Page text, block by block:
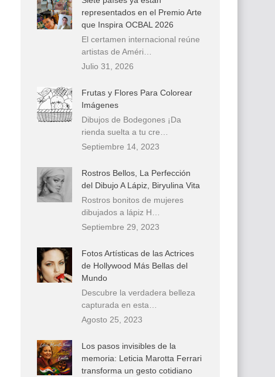
representados en el Premio Arte
que Inspira OCBAL 2026
El certamen internacional reúne
artistas de Améri…
Julio 31, 2026
Frutas y Flores Para Colorear
Imágenes
Dibujos de Bodegones ¡Da
rienda suelta a tu cre…
Septiembre 14, 2023
Rostros Bellos, La Perfección
del Dibujo A Lápiz, Biryulina Vita
Rostros bonitos de mujeres
dibujados a lápiz H…
Septiembre 29, 2023
Fotos Artísticas de las Actrices
de Hollywood Más Bellas del
Mundo
Descubre la verdadera belleza
capturada en esta…
Agosto 25, 2023
Los pasos invisibles de la
memoria: Leticia Marotta Ferrari
transforma un gesto cotidiano